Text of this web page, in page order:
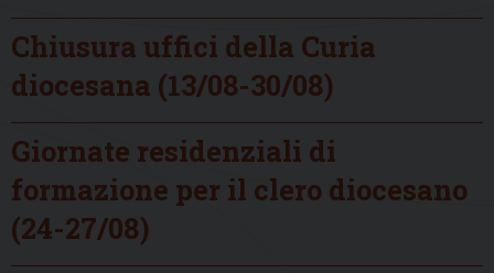
Chiusura uffici della Curia
diocesana (13/08-30/08)
Giornate residenziali di
formazione per il clero diocesano
(24-27/08)